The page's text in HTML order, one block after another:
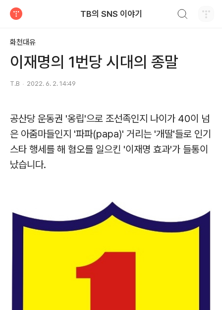
TB의 SNS 이야기
화천대유
이재명의 1번당 시대의 종말
T.B 2022. 6. 2. 14:49
공산당 운동권 '옹립'으로 조선족인지 나이가 40이 넘
은 아줌마들인지 '파파(papa)' 거리는 '개딸'들로 인기
스타 행세를 해 혐오를 일으킨 '이재명 효과'가 들통이
났습니다.